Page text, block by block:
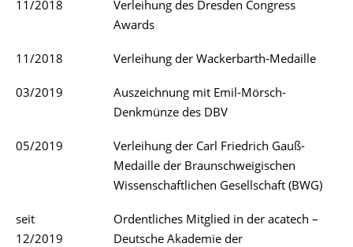
11/2018
Verleihung des Dresden Congress
Awards
11/2018 Verleihung der Wackerbarth-Medaille
03/2019
Auszeichnung mit Emil-Mörsch-
Denkmünze des DBV
05/2019
Verleihung der Carl Friedrich Gauß-
Medaille der Braunschweigischen
Wissenschaftlichen Gesellschaft (BWG)
seit
12/2019
Ordentliches Mitglied in der acatech –
Deutsche Akademie der